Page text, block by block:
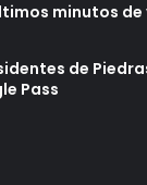
minutos de
de
Pass